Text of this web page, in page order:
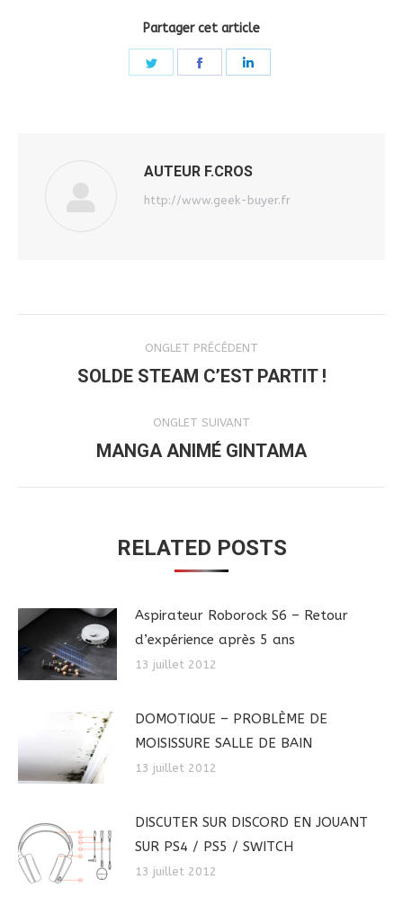
Partager cet article
Share
Share
AUTEUR F.CROS
http://www.geek-buyer.fr
NAVIGATION
COMMENTAIRE
ONGLET PRÉCÉDENT
Onglet
SOLDE STEAM C’EST PARTIT !
ONGLET SUIVANT
Onglet
MANGA ANIMÉ GINTAMA
RELATED POSTS
Aspirateur Roborock S6 – Retour
d’expérience après 5 ans
13 juillet 2012
DOMOTIQUE – PROBLÈME DE
MOISISSURE SALLE DE BAIN
13 juillet 2012
DISCUTER SUR DISCORD EN JOUANT
SUR PS4 / PS5 / SWITCH
13 juillet 2012